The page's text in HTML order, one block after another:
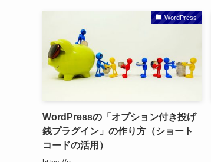
WordPress
WordPressの「オプション付き投げ
銭プラグイン」の作り方（ショート
コードの活用）